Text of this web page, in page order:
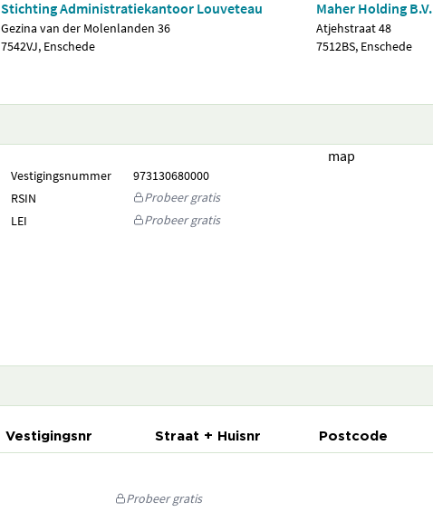
Stichting Administratiekantoor Louveteau
Gezina van der Molenlanden 36
7542VJ, Enschede
Maher Holding B.V.
Atjehstraat 48
7512BS, Enschede
Vestigingsnummer
973130680000
RSIN
Probeer gratis
LEI
Probeer gratis
map
Vestigingsnr Straat + Huisnr Postcode
Probeer gratis